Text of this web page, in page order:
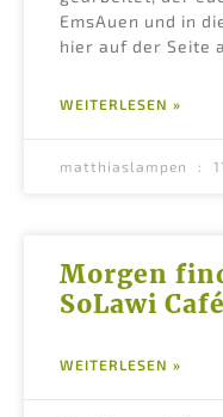
EmsAuen und in
hier auf der Seite
WEITERLESEN »
matthiaslampen
Morgen
SoLawi
WEITERLESEN »